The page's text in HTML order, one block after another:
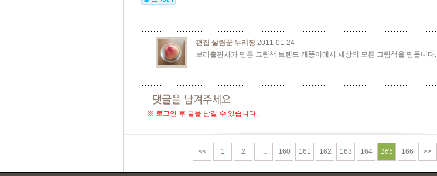
편집 살림꾼 누리짱2011-01-24
보리출판사가 만든 그림책 브랜드 개똥이에서 세상의 모든 그림책을 만듭니다.
※ 로그인 후 글을 남길 수 있습니다.
<< 1 2 ... 160 161 162 163 164 165 166 >>